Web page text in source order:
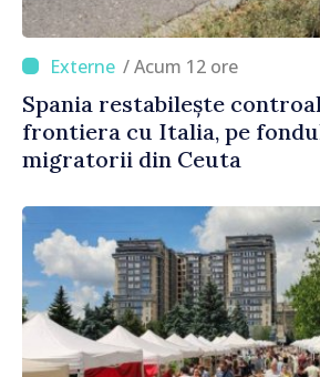
/ Acum 12 ore
Spania restabilește
frontiera cu Italia, pe
migratorii din Ceuta